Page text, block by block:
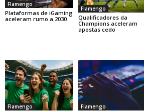
Flamengo
Plataformas de iGaming
aceleram rumo a 2030
Flamengo
Qualificadores da
Champions aceleram
apostas cedo
Flamengo Flamengo